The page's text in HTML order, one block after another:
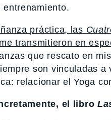
entrenamiento.
práctica, las
transmitieron en
que rescato en
son vinculadas
relacionar el Yoga
el libro